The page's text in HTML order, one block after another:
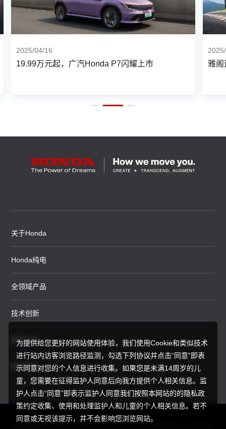
2025/04/16
19.99万元起，广汽Honda P7闪耀上市 雅
为提供给您更好的网站使用体验，我们使用Cookie和类似技术
进行站内访客浏览路径监测，勾选下列协议并点击“同意”即表
示同意对您的个人信息进行收集。如果您是未满14周岁的儿
童，您需要在征得监护人同意后向我方提供个人相关信息。监
护人点击“同意”即表示监护人同意我们按照本网站的的隐私政
策约定收集、使用和处理监护人和儿童的个人相关信息。若不
同意或无视该提示，并不会影响您浏览网站。
关于Honda
Honda纯电
全领域产品
技术创新
赛事运动
新闻资讯